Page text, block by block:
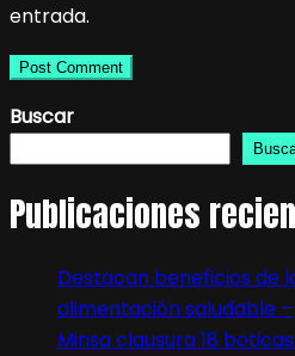
entrada.
Buscar
Publicaciones
Destacan beneficios de
alimentación saludable –
Minsa clausura 18